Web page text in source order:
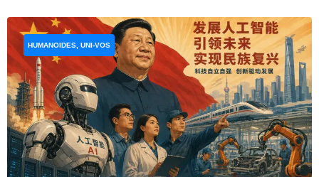
HUMANOIDES, UNI-VOS